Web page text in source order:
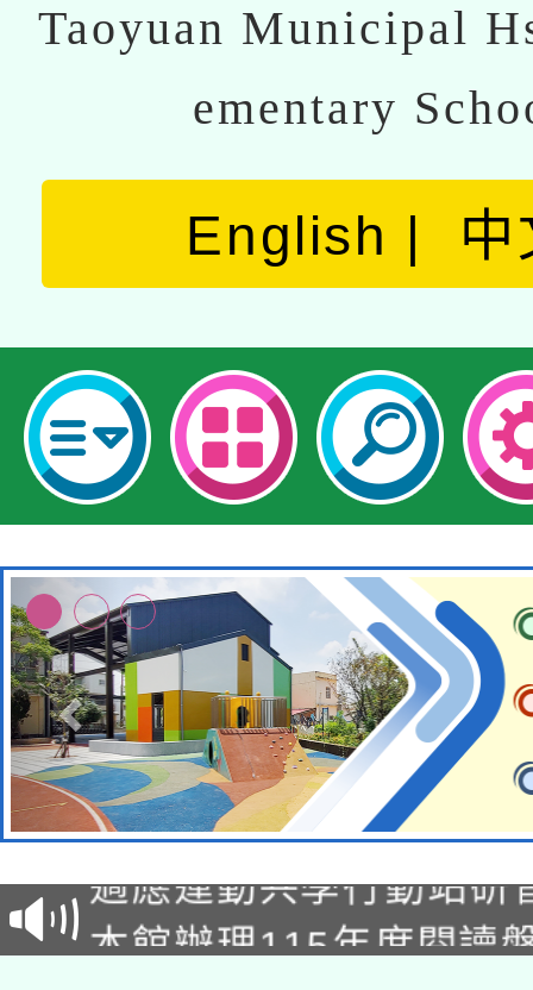
Taoyuan Municipal
ementary
English 中
本校115學年度第2次
招甄選結果公告(無人
招)
本館辦理115年度閱讀